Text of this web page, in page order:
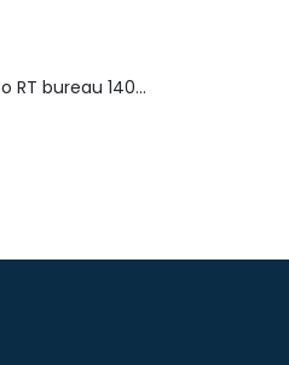
Presto RT bureau 140x80cm